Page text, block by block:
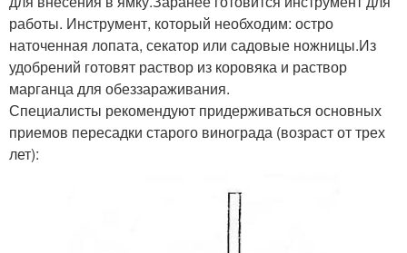
работы. Инструмент, который необходим: остро
наточенная лопата, секатор или садовые ножницы.Из
удобрений готовят раствор из коровяка и раствор
марганца для обеззараживания.
Специалисты рекомендуют придерживаться основных
приемов пересадки старого винограда (возраст от трех
лет):